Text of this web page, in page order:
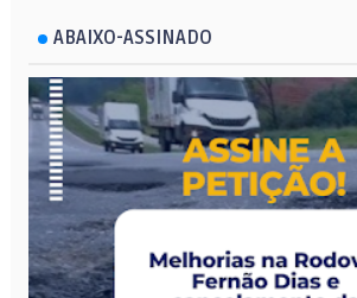
ABAIXO-ASSINADO